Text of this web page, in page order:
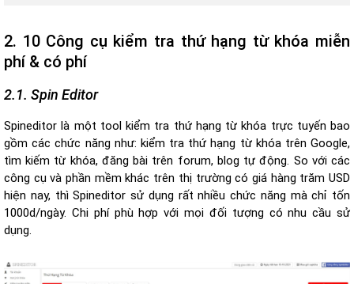
2. 10 Công cụ kiểm tra thứ hạng từ khóa miễn
phí & có phí
2.1. Spin Editor
Spineditor là một tool kiểm tra thứ hạng từ khóa trực tuyến bao
gồm các chức năng như: kiểm tra thứ hạng từ khóa trên Google,
tìm kiếm từ khóa, đăng bài trên forum, blog tự động. So với các
công cụ và phần mềm khác trên thị trường có giá hàng trăm USD
hiện nay, thì Spineditor sử dụng rất nhiều chức năng mà chỉ tốn
1000d/ngày. Chi phí phù hợp với mọi đối tượng có nhu cầu sử
dụng.